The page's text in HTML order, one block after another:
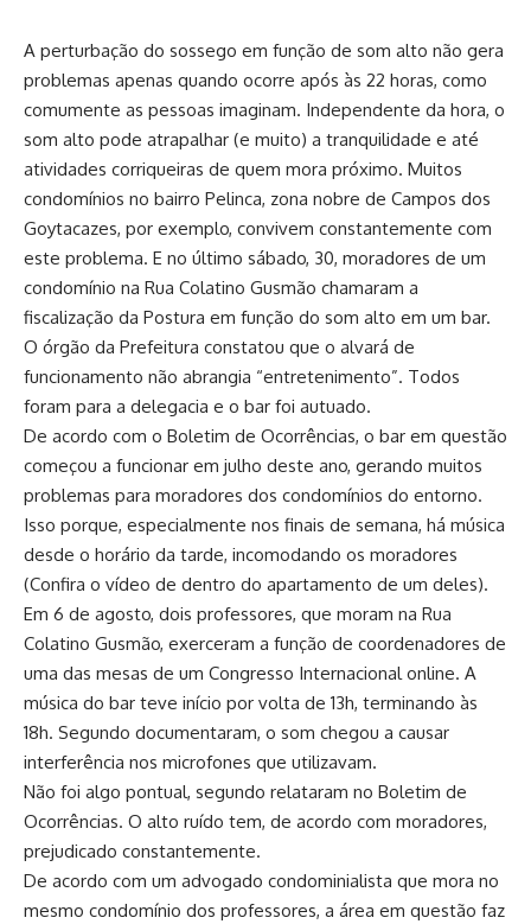
A perturbação do sossego em função de som alto não gera
problemas apenas quando ocorre após às 22 horas, como
comumente as pessoas imaginam. Independente da hora, o
som alto pode atrapalhar (e muito) a tranquilidade e até
atividades corriqueiras de quem mora próximo. Muitos
condomínios no bairro Pelinca, zona nobre de Campos dos
Goytacazes, por exemplo, convivem constantemente com
este problema. E no último sábado, 30, moradores de um
condomínio na Rua Colatino Gusmão chamaram a
fiscalização da Postura em função do som alto em um bar.
O órgão da Prefeitura constatou que o alvará de
funcionamento não abrangia “entretenimento”. Todos
foram para a delegacia e o bar foi autuado.
De acordo com o Boletim de Ocorrências, o bar em questão
começou a funcionar em julho deste ano, gerando muitos
problemas para moradores dos condomínios do entorno.
Isso porque, especialmente nos finais de semana, há música
desde o horário da tarde, incomodando os moradores
(Confira o vídeo de dentro do apartamento de um deles).
Em 6 de agosto, dois professores, que moram na Rua
Colatino Gusmão, exerceram a função de coordenadores de
uma das mesas de um Congresso Internacional online. A
música do bar teve início por volta de 13h, terminando às
18h. Segundo documentaram, o som chegou a causar
interferência nos microfones que utilizavam.
Não foi algo pontual, segundo relataram no Boletim de
Ocorrências. O alto ruído tem, de acordo com moradores,
prejudicado constantemente.
De acordo com um advogado condominialista que mora no
mesmo condomínio dos professores, a área em questão faz